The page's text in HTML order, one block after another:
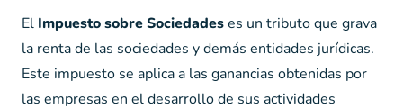
El Impuesto sobre Sociedadeses un tributo que grava
la renta de las sociedades y demás entidades jurídicas.
Este impuesto se aplica a las ganancias obtenidas por
las empresas en el desarrollo de sus actividades